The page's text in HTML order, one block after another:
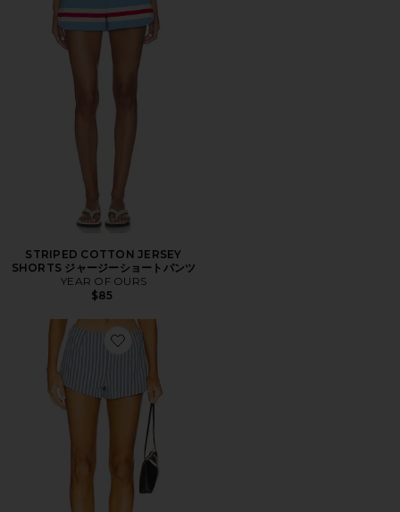
STRIPED COTTON JERSEY
SHORTS ジャージーショートパンツ
YEAR OF OURS
$85
Favorite ALERIE ショートパンツ